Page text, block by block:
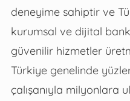
deneyime sahiptir ve
kurumsal ve dijital
güvenilir hizmetler
Türkiye genelinde
çalışanıyla milyonlara